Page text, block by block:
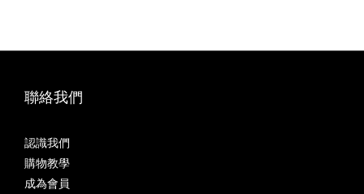
聯絡我們
認識我們
購物教學
成為會員